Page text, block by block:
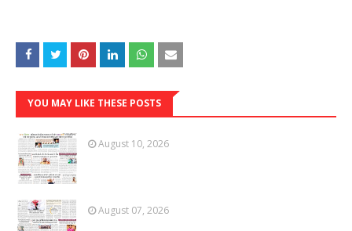
YOU MAY LIKE THESE POSTS
August 10, 2026
August 07, 2026